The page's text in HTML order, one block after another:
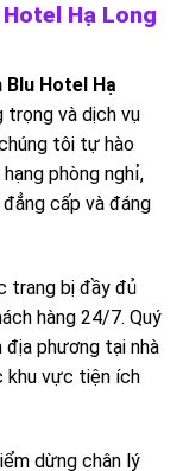
Hạ Long
Blu Hotel Hạ
trọng và dịch vụ
tôi tự hào
phòng nghỉ,
cấp và đáng
trang bị đầy đủ
hàng 24/7. Quý
phương tại nhà
khu vực tiện ích
dừng chân lý